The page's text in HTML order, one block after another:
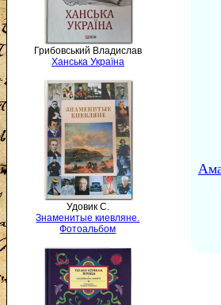
Грибовський Владислав
Ханська Україна
Удовик С.
Знаменитые киевляне.
Фотоальбом